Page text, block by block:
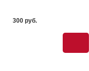
300 pуб.